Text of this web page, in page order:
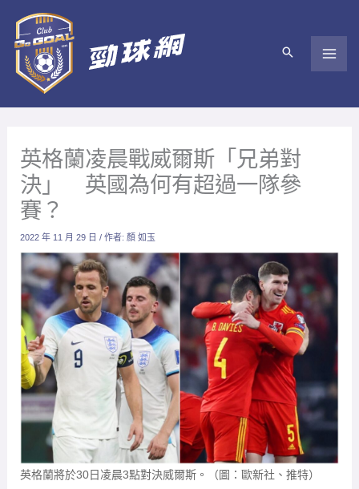
內
英格蘭凌晨戰威爾斯「兄弟對
決」 英國為何有超過一隊參
賽？
2022 年 11 月 29 日/ 作者:顏 如玉
英格蘭將於30日凌晨3點對決威爾斯。（圖：歐新社、推特）